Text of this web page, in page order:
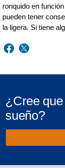
ronquido en
pueden tener
la ligera. Si tiene
¿Cree
sueño?